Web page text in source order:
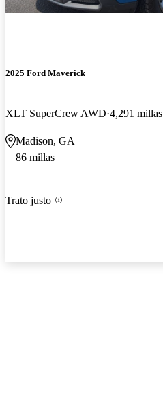
2025 Ford Maverick
XLT SuperCrew AWD 4,291 millas
Madison, GA
86 millas
Trato justo